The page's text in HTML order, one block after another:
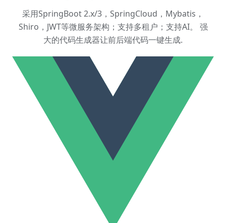
采用SpringBoot 2.x/3，SpringCloud，Mybatis，
Shiro，JWT等微服务架构；支持多租户；支持AI。 强
大的代码生成器让前后端代码一键生成.